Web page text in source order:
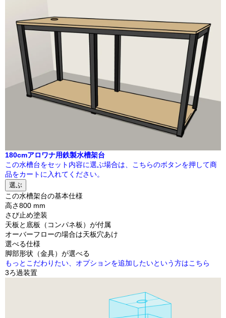
180cmアロワナ用鉄製水槽架台
この水槽台をセット内容に選ぶ場合は、こちらのボタンを押して商
品をカートに入れてください。
選ぶ
この水槽架台の基本仕様
高さ800 mm
さび止め塗装
天板と底板（コンパネ板）が付属
オーバーフローの場合は天板穴あけ
選べる仕様
脚部形状（金具）が選べる
もっとこだわりたい、オプションを追加したいという方はこちら
3ろ過装置